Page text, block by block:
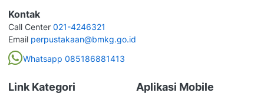
Kontak
Call Center 021-4246321
Email perpustakaan@bmkg.go.id
Whatsapp 085186881413
Link Kategori Aplikasi Mobile